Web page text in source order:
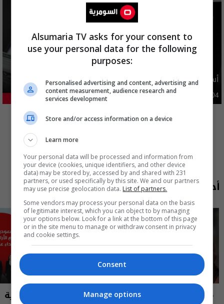
أسعار الدولار في السوق العراقية اليوم
اقتصاد 23.62% 03:29 | 2026-08-04
المزيد
أحدث الحلقات
مايك السومرية نشرة أخبار السومرية
Alsumaria TV asks for your consent to
use your personal data for the following
purposes:
Personalised advertising and content, advertising and
content measurement, audience research and
services development
Store and/or access information on a device
Learn more
Your personal data will be processed and information from
your device (cookies, unique identifiers, and other device
data) may be stored by, accessed by and shared with 231
partners, or used specifically by this site. We and our partners
may use precise geolocation data. List of partners.
Some vendors may process your personal data on the basis
of legitimate interest, which you can object to by managing
your options below. Look for a link at the bottom of this page
or in the site menu to manage or withdraw consent in privacy
and cookie settings.
Consent
Manage options